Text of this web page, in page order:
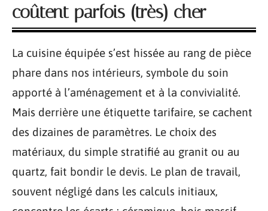
coûtent parfois (très) cher
La cuisine équipée s’est hissée au rang de pièce
phare dans nos intérieurs, symbole du soin
apporté à l’aménagement et à la convivialité.
Mais derrière une étiquette tarifaire, se cachent
des dizaines de paramètres. Le choix des
matériaux, du simple stratifié au granit ou au
quartz, fait bondir le devis. Le plan de travail,
souvent négligé dans les calculs initiaux,